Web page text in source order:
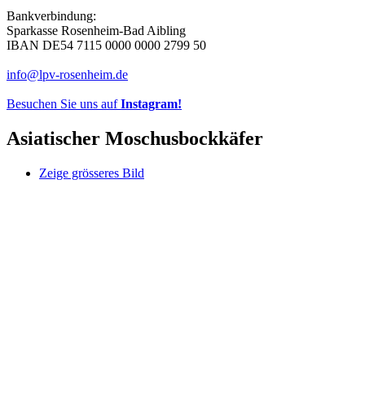
Bankverbindung:
Sparkasse Rosenheim-Bad Aibling
IBAN DE54 7115 0000 0000 2799 50
info@lpv-rosenheim.de
Besuchen Sie uns aufInstagram!
Asiatischer Moschusbockkäfer
Zeige grösseres Bild